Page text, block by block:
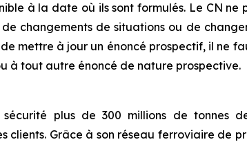
à la date où ils sont formulés. Le CN
changements de situations ou de
mettre à jour un énoncé prospectif, il ne
à tout autre énoncé de nature prospective.
plus de 300 millions de tonnes
Grâce à son réseau ferroviaire de